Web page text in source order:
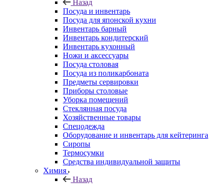
Назад
Посуда и инвентарь
Посуда для японской кухни
Инвентарь барный
Инвентарь кондитерский
Инвентарь кухонный
Ножи и аксессуары
Посуда столовая
Посуда из поликарбоната
Предметы сервировки
Приборы столовые
Уборка помещений
Стеклянная посуда
Хозяйственные товары
Спецодежда
Оборудование и инвентарь для кейтеринга
Сиропы
Термосумки
Средства индивидуальной защиты
Химия
Назад